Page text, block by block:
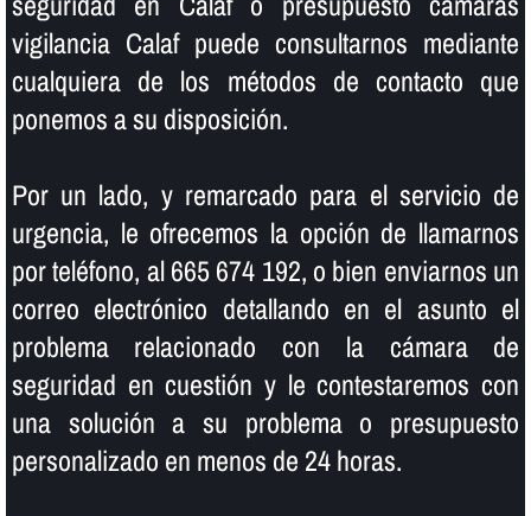
vigilancia Calaf puede consultarnos mediante
cualquiera de los métodos de contacto que
ponemos a su disposición.
Por un lado, y remarcado para el servicio de
urgencia, le ofrecemos la opción de llamarnos
por teléfono, al 665 674 192, o bien enviarnos un
correo electrónico detallando en el asunto el
problema relacionado con la cámara de
seguridad en cuestión y le contestaremos con
una solución a su problema o presupuesto
personalizado en menos de 24 horas.